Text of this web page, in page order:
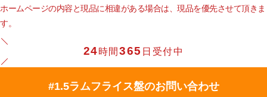
ホームページの内容と現品に相違がある場合は、現品を優先させて頂きま
す。
24時間365 日受付中